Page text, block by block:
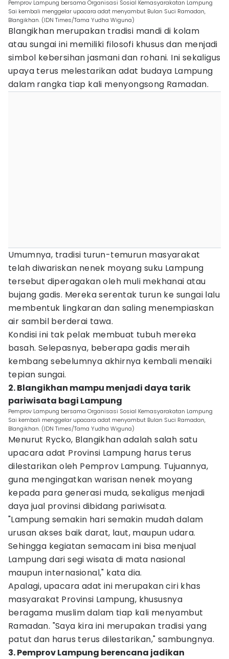
Pemprov Lampung bersama Organisasi Sosial Kemasyarakatan Lampung
Sai kembali menggelar upacara adat menyambut Bulan Suci Ramadan,
Blangikhan. (IDN Times/Tama Yudha Wiguna)
Blangikhan merupakan tradisi mandi di kolam
atau sungai ini memiliki filosofi khusus dan menjadi
simbol kebersihan jasmani dan rohani. Ini sekaligus
upaya terus melestarikan adat budaya Lampung
dalam rangka tiap kali menyongsong Ramadan.
Umumnya, tradisi turun-temurun masyarakat
telah diwariskan nenek moyang suku Lampung
tersebut diperagakan oleh muli mekhanai atau
bujang gadis. Mereka serentak turun ke sungai lalu
membentuk lingkaran dan saling menempiaskan
air sambil berderai tawa.
Kondisi ini tak pelak membuat tubuh mereka
basah. Selepasnya, beberapa gadis meraih
kembang sebelumnya akhirnya kembali menaiki
tepian sungai.
2. Blangikhan mampu menjadi daya tarik
pariwisata bagi Lampung
Pemprov Lampung bersama Organisasi Sosial Kemasyarakatan Lampung
Sai kembali menggelar upacara adat menyambut Bulan Suci Ramadan,
Blangikhan. (IDN Times/Tama Yudha Wiguna)
Menurut Rycko, Blangikhan adalah salah satu
upacara adat Provinsi Lampung harus terus
dilestarikan oleh Pemprov Lampung. Tujuannya,
guna mengingatkan warisan nenek moyang
kepada para generasi muda, sekaligus menjadi
daya jual provinsi dibidang pariwisata.
"Lampung semakin hari semakin mudah dalam
urusan akses baik darat, laut, maupun udara.
Sehingga kegiatan semacam ini bisa menjual
Lampung dari segi wisata di mata nasional
maupun internasional," kata dia.
Apalagi, upacara adat ini merupakan ciri khas
masyarakat Provinsi Lampung, khususnya
beragama muslim dalam tiap kali menyambut
Ramadan. "Saya kira ini merupakan tradisi yang
patut dan harus terus dilestarikan," sambungnya.
3. Pemprov Lampung berencana jadikan